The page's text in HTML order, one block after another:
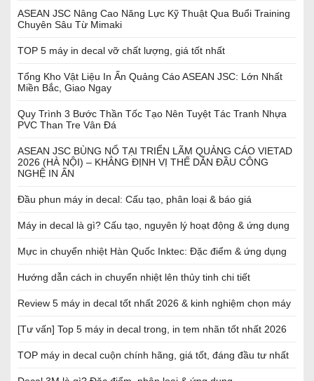
ASEAN JSC Nâng Cao Năng Lực Kỹ Thuật Qua Buổi Training
Chuyên Sâu Từ Mimaki
TOP 5 máy in decal vỡ chất lượng, giá tốt nhất
Tổng Kho Vật Liệu In Ấn Quảng Cáo ASEAN JSC: Lớn Nhất
Miền Bắc, Giao Ngay
Quy Trình 3 Bước Thần Tốc Tạo Nên Tuyệt Tác Tranh Nhựa
PVC Than Tre Vân Đá
ASEAN JSC BÙNG NỔ TẠI TRIỂN LÃM QUẢNG CÁO VIETAD
2026 (HÀ NỘI) – KHẲNG ĐỊNH VỊ THẾ DẪN ĐẦU CÔNG
NGHỆ IN ẤN
Đầu phun máy in decal: Cấu tạo, phân loại & báo giá
Máy in decal là gì? Cấu tạo, nguyên lý hoạt động & ứng dụng
Mực in chuyển nhiệt Hàn Quốc Inktec: Đặc điểm & ứng dụng
Hướng dẫn cách in chuyển nhiệt lên thủy tinh chi tiết
Review 5 máy in decal tốt nhất 2026 & kinh nghiệm chọn máy
[Tư vấn] Top 5 máy in decal trong, in tem nhãn tốt nhất 2026
TOP máy in decal cuộn chính hãng, giá tốt, đáng đầu tư nhất